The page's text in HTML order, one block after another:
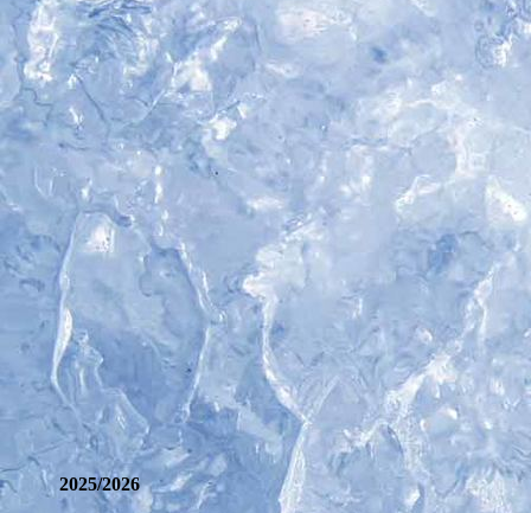
2025/2026